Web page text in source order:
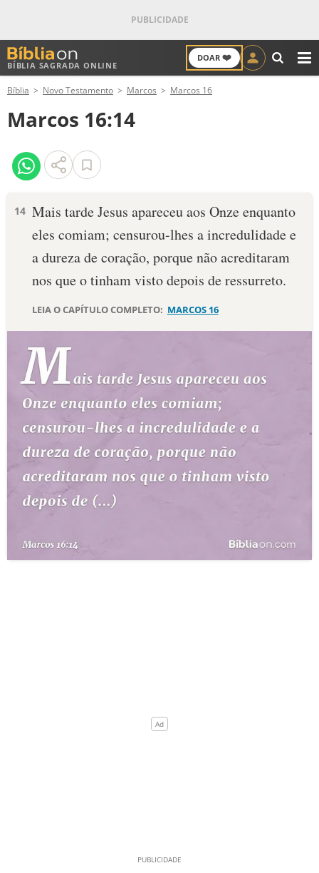
BÍBLIA SAGRADA ONLINE
DOAR ❤️
ANTIGO TESTAMENTO
NOVO TESTAMENTO
VERSÍCULOS
PALAVRA DO DIA
DEVOCIONAL DIÁRIO
10 MANDAMENTOS
ESTUDOS BÍBLICOS
ESBOÇOS DE PREGAÇÃO
TEMAS
PERGUNTE À BÍBLIA
QUEM SOMOS
Bíblia Novo Testamento Marcos Marcos 16
Marcos 16:14
14 Mais tarde Jesus apareceu aos Onze enquanto
eles comiam; censurou-lhes a incredulidade e
a dureza de coração, porque não acreditaram
nos que o tinham visto depois de ressurreto.
LEIA O CAPÍTULO COMPLETO: MARCOS 16